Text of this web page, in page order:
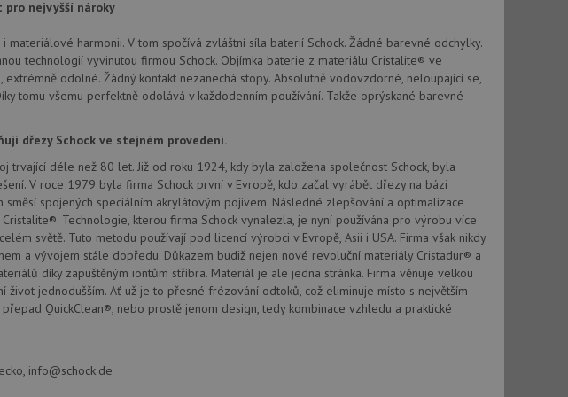
pro nejvyšší nároky
harmonii. V tom spočívá zvláštní síla baterií Schock. Žádné barevné odchylky.
technologií vyvinutou firmou Schock. Objímka baterie z materiálu Cristalite® ve
odolné. Žádný kontakt nezanechá stopy. Absolutně vodovzdorné, neloupající se,
tomu všemu perfektně odolává v každodenním používání. Takže oprýskané barevné
dřezy Schock ve stejném provedení.
trvající déle než 80 let. Již od roku 1924, kdy byla založena společnost Schock, byla
V roce 1979 byla firma Schock první v Evropě, kdo začal vyrábět dřezy na bázi
spojených speciálním akrylátovým pojivem. Následné zlepšování a optimalizace
Technologie, kterou firma Schock vynalezla, je nyní používána pro výrobu více
světě. Tuto metodu používají pod licencí výrobci v Evropě, Asii i USA. Firma však nikdy
a vývojem stále dopředu. Důkazem budiž nejen nové revoluční materiály Cristadur® a
díky zapuštěným iontům stříbra. Materiál je ale jedna stránka. Firma věnuje velkou
jednodušším. Ať už je to přesné frézování odtoků, což eliminuje místo s největším
QuickClean®, nebo prostě jenom design, tedy kombinace vzhledu a praktické
info@schock.de
stránky a jakoukoli reklamu, kterou koncový uživatel
je velmi běžný název souboru cookie, ale pokud je
jako soubor cookie relace, bude pravděpodobně
jako pro správu stavu relace.
je velmi běžný název souboru cookie, ale pokud je
vlastní společnost Google), aby zjistila, zda prohlížeč
webu podporuje soubory cookie.
soubor cookie nastavuje YouTube ke sledování
vložených videí.
soubor cookie nastavuje společnost Doubleclick a
informace o tom, jak koncový uživatel používá
stránky a jakoukoli reklamu, kterou koncový uživatel
vidět před návštěvou uvedeného webu.
starou verzi rozhraní Youtube.